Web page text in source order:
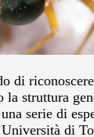
di
la struttura
serie di
di